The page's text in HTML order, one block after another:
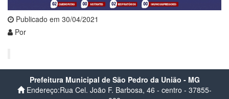
Publicado em 30/04/2021
Por
Prefeitura Municipal de São Pedro da União - MG
Endereço:Rua Cel. João F. Barbosa, 46 - centro - 37855-